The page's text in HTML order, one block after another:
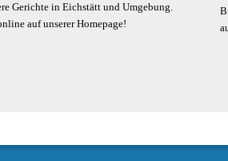
Gerichte in Eichstätt und Umgebung.
auf unserer Homepage!